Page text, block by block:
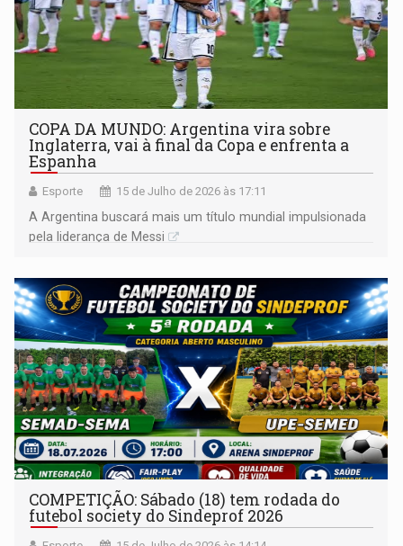
COPA DA MUNDO: Argentina vira sobre
Inglaterra, vai à final da Copa e enfrenta a
Espanha
Esporte 15 de Julho de 2026 às 17:11
A Argentina buscará mais um título mundial impulsionada
pela liderança de Messi
COMPETIÇÃO: Sábado (18) tem rodada do
futebol society do Sindeprof 2026